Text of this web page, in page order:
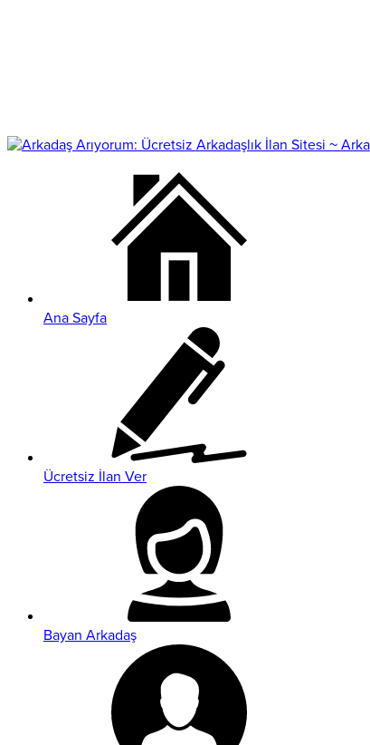
Ana Sayfa
Ücretsiz İlan Ver
Bayan Arkadaş